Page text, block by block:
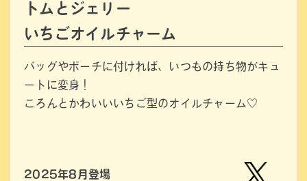
トムとジェリー
いちごオイルチャーム
バッグやポーチに付ければ、いつもの持ち物がキュ
ートに変身！
ころんとかわいいいちご型のオイルチャーム♡
2025年8月登場